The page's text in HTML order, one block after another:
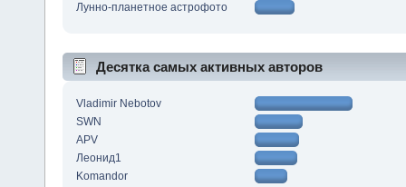
Лунно-планетное астрофото
Десятка самых активных авторов
Vladimir Nebotov
SWN
APV
Леонид1
Komandor